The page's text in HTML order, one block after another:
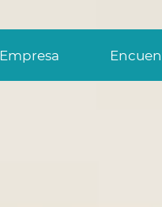
Empresa